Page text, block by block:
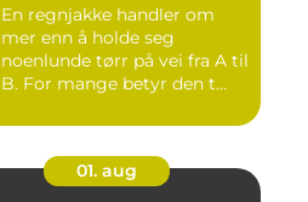
En regnjakke handler om
mer enn å holde seg
noenlunde tørr på vei fra A til
B. For mange betyr den t...
01. aug